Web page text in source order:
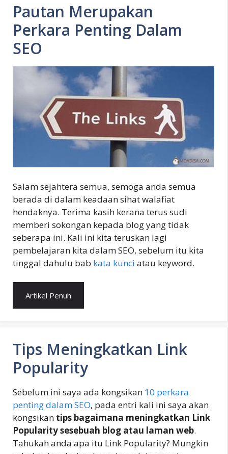
Pautan Merupakan
Perkara Penting Dalam
SEO
Salam sejahtera semua, semoga anda semua
berada di dalam keadaan sihat walafiat
hendaknya. Terima kasih kerana terus sudi
memberi sokongan kepada blog yang tidak
seberapa ini. Kali ini kita teruskan lagi
pembelajaran kita dalam SEO, sebelum itu kita
tinggal dahulu bab kata kunci atau keyword.
Artikel Penuh
Tips Meningkatkan Link
Popularity
Sebelum ini saya ada kongsikan 10 perkara
penting dalam SEO, pada entri kali ini saya akan
kongsikan tips bagaimana meningkatkan Link
Popularity sesebuah blog atau laman web.
Tahukah anda apa itu Link Popularity? Mungkin